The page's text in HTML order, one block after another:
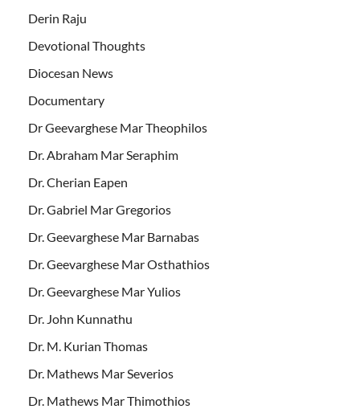
Derin Raju
Devotional Thoughts
Diocesan News
Documentary
Dr Geevarghese Mar Theophilos
Dr. Abraham Mar Seraphim
Dr. Cherian Eapen
Dr. Gabriel Mar Gregorios
Dr. Geevarghese Mar Barnabas
Dr. Geevarghese Mar Osthathios
Dr. Geevarghese Mar Yulios
Dr. John Kunnathu
Dr. M. Kurian Thomas
Dr. Mathews Mar Severios
Dr. Mathews Mar Thimothios